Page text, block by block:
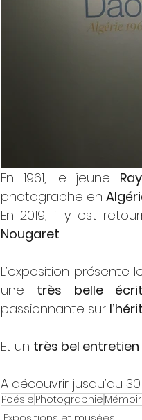
En 1961, le jeune
photographe en
En 2019, il y est
Nougaret.
L’exposition présente
une très belle
passionnante sur
Et un très bel
A découvrir jusqu’au
Poésie Photographie